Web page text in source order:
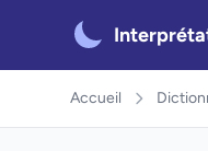
Accueil